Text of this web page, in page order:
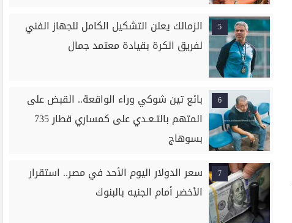
5
الزمالك يعلن التشكيل الكامل للجهاز الفني
لفريق الكرة بقيادة معتمد جمال
6
بائع تين شوكي وراء الواقعة.. القبض على
المتهم بالتـعـدي على كمساري قطار 735
بسوهاج
7
سعر الدولار اليوم الأحد في مصر.. استقرار
الأخضر أمام الجنيه بالبنوك